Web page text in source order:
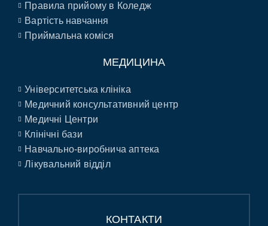
Правила прийому в Коледж
Вартість навчання
Приймальна коміся
МЕДИЦИНА
Університетська клініка
Медичний консультативний центр
Медичні Центри
Клінічні бази
Навчально-виробнича аптека
Лікувальний відділ
КОНТАКТИ